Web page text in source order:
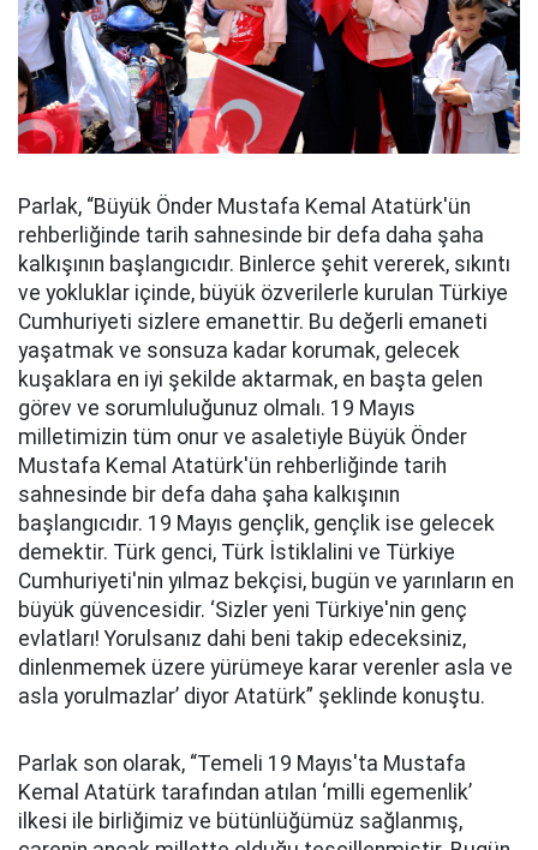
Parlak, “Büyük Önder Mustafa Kemal Atatürk'ün
rehberliğinde tarih sahnesinde bir defa daha şaha
kalkışının başlangıcıdır. Binlerce şehit vererek, sıkıntı
ve yokluklar içinde, büyük özverilerle kurulan Türkiye
Cumhuriyeti sizlere emanettir. Bu değerli emaneti
yaşatmak ve sonsuza kadar korumak, gelecek
kuşaklara en iyi şekilde aktarmak, en başta gelen
görev ve sorumluluğunuz olmalı. 19 Mayıs
milletimizin tüm onur ve asaletiyle Büyük Önder
Mustafa Kemal Atatürk'ün rehberliğinde tarih
sahnesinde bir defa daha şaha kalkışının
başlangıcıdır. 19 Mayıs gençlik, gençlik ise gelecek
demektir. Türk genci, Türk İstiklalini ve Türkiye
Cumhuriyeti'nin yılmaz bekçisi, bugün ve yarınların en
büyük güvencesidir. ‘Sizler yeni Türkiye'nin genç
evlatları! Yorulsanız dahi beni takip edeceksiniz,
dinlenmemek üzere yürümeye karar verenler asla ve
asla yorulmazlar’ diyor Atatürk” şeklinde konuştu.
Parlak son olarak, “Temeli 19 Mayıs'ta Mustafa
Kemal Atatürk tarafından atılan ‘milli egemenlik’
ilkesi ile birliğimiz ve bütünlüğümüz sağlanmış,